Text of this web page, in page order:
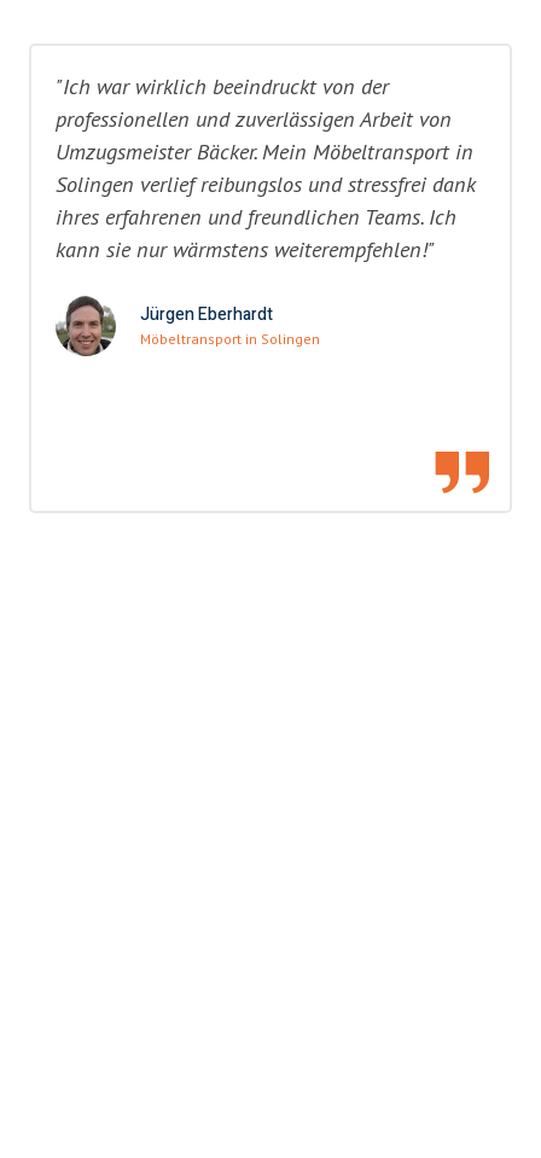
"Ich war wirklich beeindruckt von der
professionellen und zuverlässigen Arbeit von
Umzugsmeister Bäcker. Mein Möbeltransport in
Solingen verlief reibungslos und stressfrei dank
ihres erfahrenen und freundlichen Teams. Ich
kann sie nur wärmstens weiterempfehlen!"
Jürgen Eberhardt
Möbeltransport in Solingen